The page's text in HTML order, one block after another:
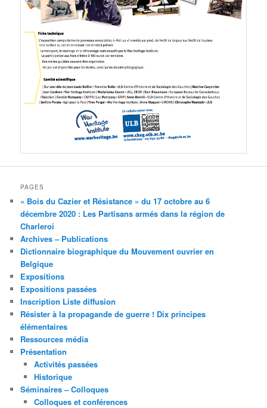
PAGES
« Bois du Cazier et Résistance » du 17 octobre au 6
décembre 2020 : Les Partisans armés dans la région de
Charleroi
Archives – Publications
Dictionnaire biographique du Mouvement ouvrier en
Belgique
Expositions
Expositions passées
Inscription Liste diffusion
Résister à la propagande de guerre ! Dix principes
élémentaires
Ressources média
Présentation
Activités passées
Historique
Séminaires – Colloques
Colloques et conférences